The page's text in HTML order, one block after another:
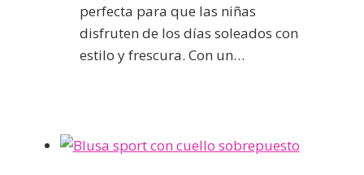
perfecta para que las niñas
disfruten de los días soleados con
estilo y frescura. Con un…